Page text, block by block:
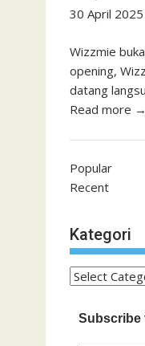
30 April
Wizzmie
opening,
datang
Read more →
Popular
Recent
Kategori
Kategori
Subscribe